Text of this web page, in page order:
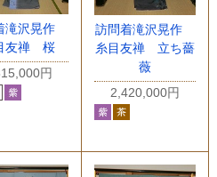
滝沢晃作
友禅 桜
円
訪問着滝沢晃作
糸目友禅 立ち薔
薇
2,420,000円